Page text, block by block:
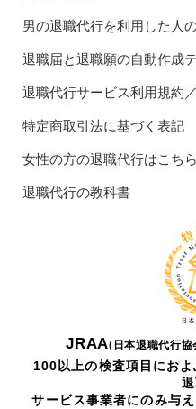
男の退職代行を利用した人
退職届と退職願の自動作成
退職代行サービス利用規約
特定商取引法に基づく表記
女性の方の退職代行はこち
退職代行の教科書
JRAA(日本退職代行協
100以上の検査項目にお
サービス事業者にのみ与